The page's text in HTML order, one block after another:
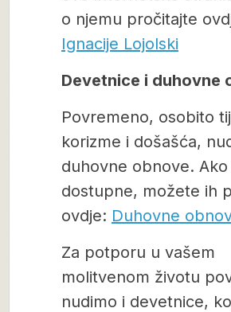
o njemu pročitajte
Ignacije Lojolski
Devetnice i duhovne
Povremeno, osobito
korizme i došašća,
duhovne obnove. Ako
dostupne, možete ih
ovdje: Duhovne
Za potporu u vašem
molitvenom životu
nudimo i devetnice,